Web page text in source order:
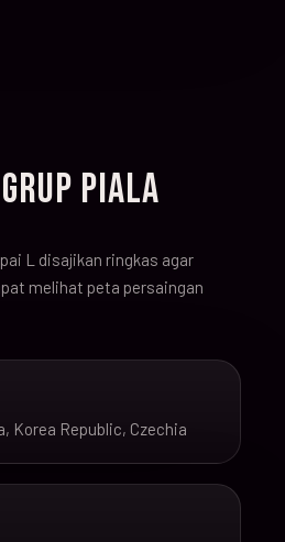
PIALA
L disajikan ringkas agar
melihat peta persaingan
Korea Republic, Czechia